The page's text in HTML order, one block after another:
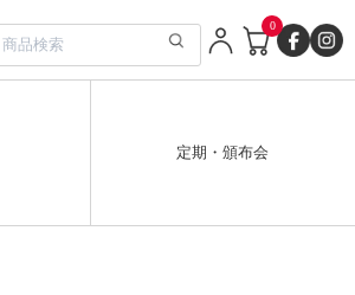
0
定期・頒布会